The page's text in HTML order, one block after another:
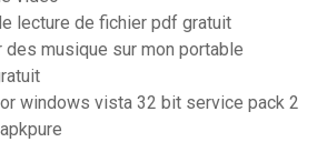
lecture de fichier pdf gratuit
des musique sur mon portable
windows vista 32 bit service pack 2